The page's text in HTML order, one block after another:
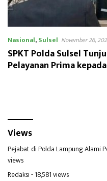
Nasional,Sulsel November 26,
SPKT Polda Sulsel
Pelayanan Prima
Views
Pejabat di Polda Lampung Alami
views
Redaksi- 18,581 views